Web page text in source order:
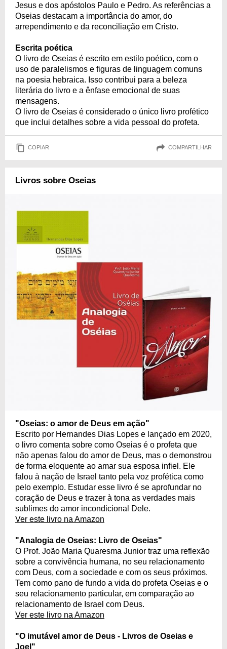
Jesus e dos apóstolos Paulo e Pedro. As referências a
Oseias destacam a importância do amor, do
arrependimento e da reconciliação em Cristo.
Escrita poética
O livro de Oseias é escrito em estilo poético, com o
uso de paralelismos e figuras de linguagem comuns
na poesia hebraica. Isso contribui para a beleza
literária do livro e a ênfase emocional de suas
mensagens.
O livro de Oseias é considerado o único livro profético
que inclui detalhes sobre a vida pessoal do profeta.
COPIAR COMPARTILHAR
Livros sobre Oseias
"Oseias: o amor de Deus em ação"
Escrito por Hernandes Dias Lopes e lançado em 2020,
o livro comenta sobre como Oseias é o profeta que
não apenas falou do amor de Deus, mas o demonstrou
de forma eloquente ao amar sua esposa infiel. Ele
falou à nação de Israel tanto pela voz profética como
pelo exemplo. Estudar esse livro é se aprofundar no
coração de Deus e trazer à tona as verdades mais
sublimes do amor incondicional Dele.
Ver este livro na Amazon
"Analogia de Oseias: Livro de Oseias"
O Prof. João Maria Quaresma Junior traz uma reflexão
sobre a convivência humana, no seu relacionamento
com Deus, com a sociedade e com os seus próximos.
Tem como pano de fundo a vida do profeta Oseias e o
seu relacionamento particular, em comparação ao
relacionamento de Israel com Deus.
Ver este livro na Amazon
"O imutável amor de Deus - Livros de Oseias e
Joel"